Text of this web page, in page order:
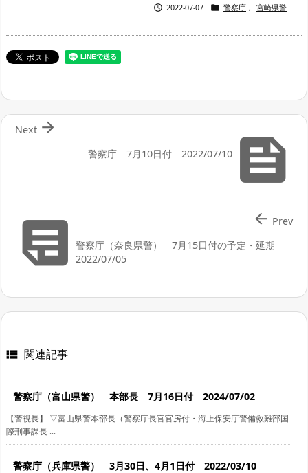
 2022-07-07  警察庁 , 宮崎県警

警察庁 7月10日付 2022/07/10

Next
警察庁（奈良県警） 7月15日付の予定・延期
2022/07/05
 Prev
 関連記事
警察庁（富山県警） 本部長 7月16日付 2024/07/02
【警視長】 ▽富山県警本部長（警察庁長官官房付・海上保安庁警備救難部国
際刑事課長 ...
警察庁（兵庫県警） 3月30日、4月1日付 2022/03/10